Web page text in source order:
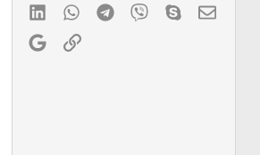
LinkedInWhatsAppTelegram
Viber Skype
GoogleСсылка